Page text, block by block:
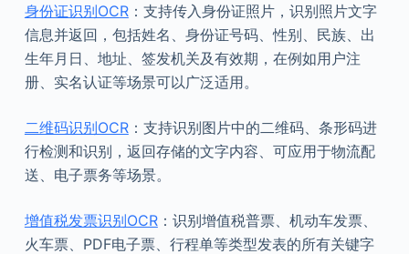
身份证识别OCR：支持传入身份证照片，识别照片文字
信息并返回，包括姓名、身份证号码、性别、民族、出
生年月日、地址、签发机关及有效期，在例如用户注
册、实名认证等场景可以广泛适用。
二维码识别OCR：支持识别图片中的二维码、条形码进
行检测和识别，返回存储的文字内容、可应用于物流配
送、电子票务等场景。
增值税发票识别OCR：识别增值税普票、机动车发票、
火车票、PDF电子票、行程单等类型发表的所有关键字